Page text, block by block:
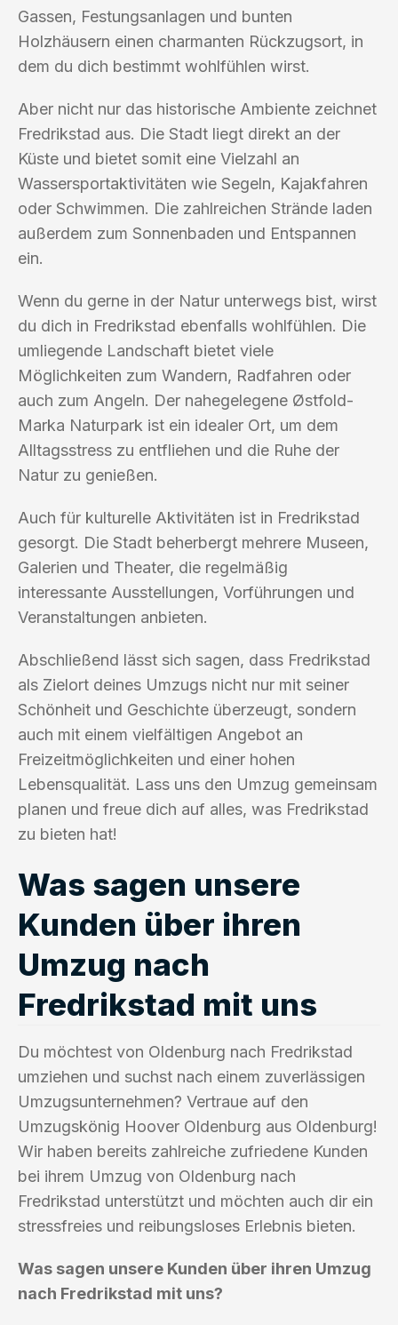
Gassen, Festungsanlagen und bunten
Holzhäusern einen charmanten Rückzugsort, in
dem du dich bestimmt wohlfühlen wirst.
Aber nicht nur das historische Ambiente zeichnet
Fredrikstad aus. Die Stadt liegt direkt an der
Küste und bietet somit eine Vielzahl an
Wassersportaktivitäten wie Segeln, Kajakfahren
oder Schwimmen. Die zahlreichen Strände laden
außerdem zum Sonnenbaden und Entspannen
ein.
Wenn du gerne in der Natur unterwegs bist, wirst
du dich in Fredrikstad ebenfalls wohlfühlen. Die
umliegende Landschaft bietet viele
Möglichkeiten zum Wandern, Radfahren oder
auch zum Angeln. Der nahegelegene Østfold-
Marka Naturpark ist ein idealer Ort, um dem
Alltagsstress zu entfliehen und die Ruhe der
Natur zu genießen.
Auch für kulturelle Aktivitäten ist in Fredrikstad
gesorgt. Die Stadt beherbergt mehrere Museen,
Galerien und Theater, die regelmäßig
interessante Ausstellungen, Vorführungen und
Veranstaltungen anbieten.
Abschließend lässt sich sagen, dass Fredrikstad
als Zielort deines Umzugs nicht nur mit seiner
Schönheit und Geschichte überzeugt, sondern
auch mit einem vielfältigen Angebot an
Freizeitmöglichkeiten und einer hohen
Lebensqualität. Lass uns den Umzug gemeinsam
planen und freue dich auf alles, was Fredrikstad
zu bieten hat!
Was sagen unsere
Kunden über ihren
Umzug nach
Fredrikstad mit uns
Du möchtest von Oldenburg nach Fredrikstad
umziehen und suchst nach einem zuverlässigen
Umzugsunternehmen? Vertraue auf den
Umzugskönig Hoover Oldenburg aus Oldenburg!
Wir haben bereits zahlreiche zufriedene Kunden
bei ihrem Umzug von Oldenburg nach
Fredrikstad unterstützt und möchten auch dir ein
stressfreies und reibungsloses Erlebnis bieten.
Was sagen unsere Kunden über ihren Umzug
nach Fredrikstad mit uns?